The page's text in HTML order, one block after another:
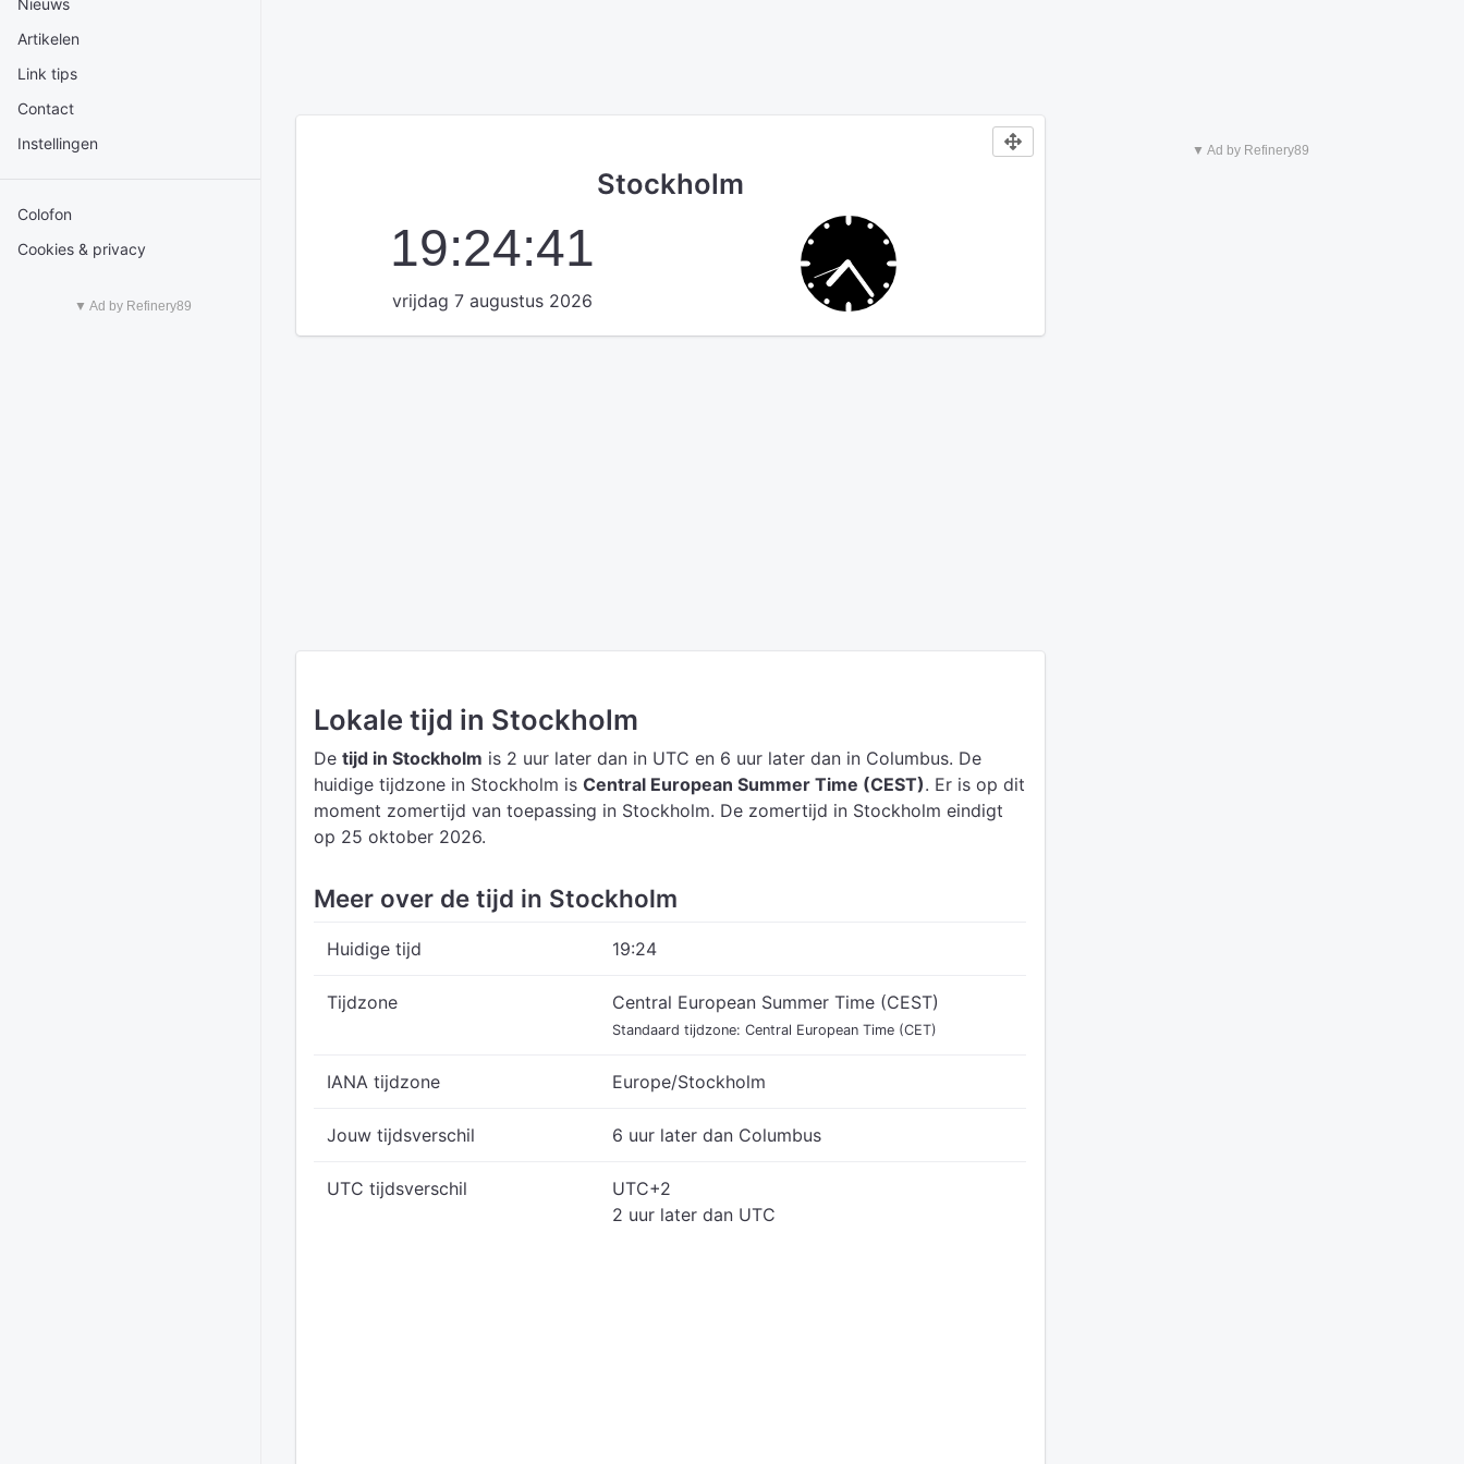
Nieuws
Artikelen
Link tips
Contact
Instellingen
Colofon
Cookies & privacy
▼ Ad by Refinery89
Stockholm
19:24:41
vrijdag 7 augustus 2026
Lokale tijd in Stockholm
De tijd in Stockholm is 2 uur later dan in UTC en 6 uur later dan in Columbus. De
huidige tijdzone in Stockholm is Central European Summer Time (CEST). Er is op dit
moment zomertijd van toepassing in Stockholm. De zomertijd in Stockholm eindigt
op 25 oktober 2026.
Meer over de tijd in Stockholm
Huidige tijd 19:24
Tijdzone Central European Summer Time (CEST)
Standaard tijdzone: Central European Time (CET)
IANA tijdzone Europe/Stockholm
Jouw tijdsverschil 6 uur later dan Columbus
UTC tijdsverschil
UTC+2
2 uur later dan UTC
▼ Ad by Refinery89